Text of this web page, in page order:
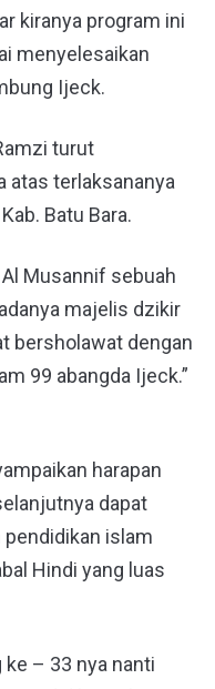
kiranya program ini
menyelesaikan
Ijeck.
turut
atas terlaksananya
Batu Bara.
Musannif sebuah
majelis dzikir
bersholawat dengan
99 abangda Ijeck.”
harapan
dapat
islam
Hindi yang luas
ke – 33 nya nanti